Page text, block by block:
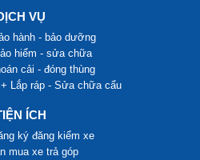
VỤ
hành - bảo dưỡng
hiểm - sửa chữa
cải - đóng thùng
ÍCH
ký đăng kiểm xe